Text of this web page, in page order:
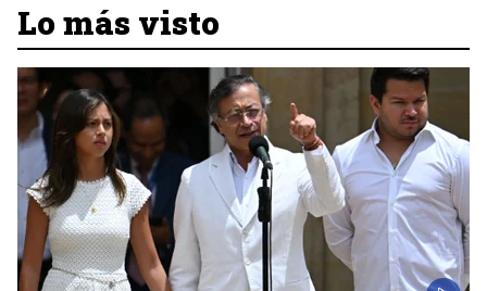
Lo más visto